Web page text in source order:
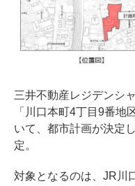
三井不動産レジデンシ
「川口本町4丁目9番地
いて、都市計画が決定
定。
対象となるのは、JR川